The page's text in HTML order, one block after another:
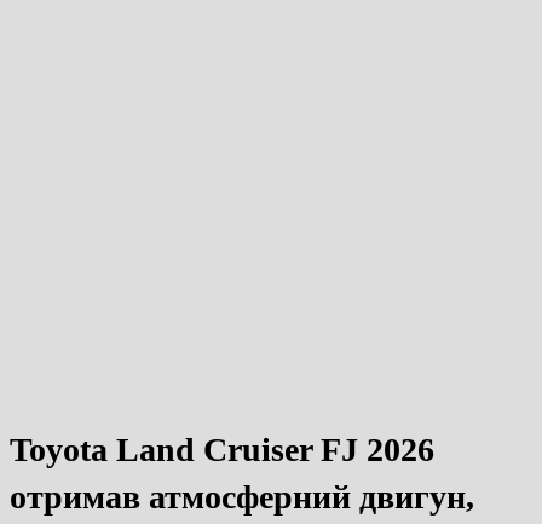
Toyota Land Cruiser FJ 2026
отримав атмосферний двигун,